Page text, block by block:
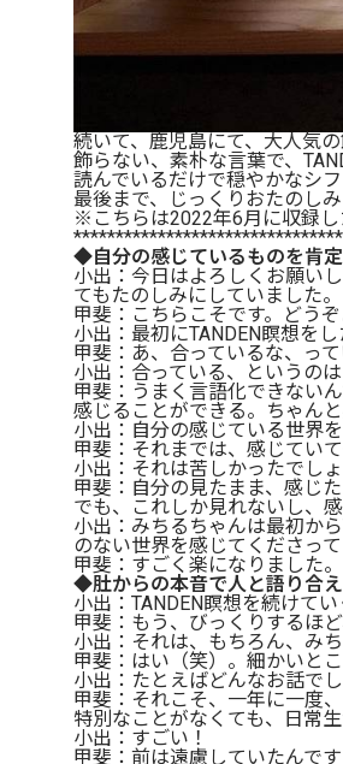
続いて、鹿児島にて、大人気
飾らない、素朴な言葉で、
読んでいるだけで穏やかなシ
最後まで、じっくりおたのしみ
※こちらは2022年6月に収録し
◆自分の感じているものを肯
小出：今日はよろしくお願い
てもたのしみにしていました。
甲斐：こちらこそです。どう
小出：最初にTANDEN瞑想を
甲斐：あ、合っているな、っ
小出：合っている、というのは
甲斐：うまく言語化できない
感じることができる。ちゃん
小出：自分の感じている世界
甲斐：それまでは、感じてい
小出：それは苦しかったでしょ
甲斐：自分の見たまま、感じ
でも、これしか見れないし、
小出：みちるちゃんは最初か
のない世界を感じてくださって
甲斐：すごく楽になりました。
◆肚からの本音で人と語り合
小出：TANDEN瞑想を続けて
甲斐：もう、びっくりするほ
小出：それは、もちろん、み
甲斐：はい（笑）。細かいと
小出：たとえばどんなお話で
甲斐：それこそ、一年に一度
特別なことがなくても、日常
小出：すごい！
甲斐：前は遠慮していたんで